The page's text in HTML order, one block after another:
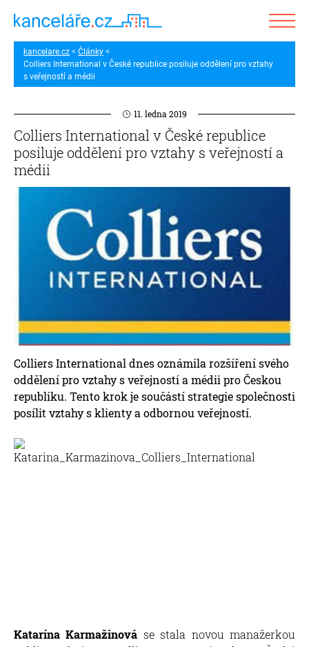
kancelare.cz
Články
Colliers International v České republice posiluje oddělení pro vztahy
s veřejností a médii
11. ledna 2019
Colliers International v České republice
posiluje oddělení pro vztahy s veřejností a
médii
Colliers International dnes oznámila rozšíření svého
oddělení pro vztahy s veřejností a médii pro Českou
republiku. Tento krok je součástí strategie společnosti
posílit vztahy s klienty a odbornou veřejností.
Katarína Karmažinová se stala novou manažerkou